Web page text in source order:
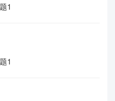
1
1